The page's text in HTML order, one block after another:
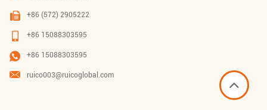
+86 (572) 2905222
+86 15088303595
+86 15088303595
ruico003@ruicoglobal.com